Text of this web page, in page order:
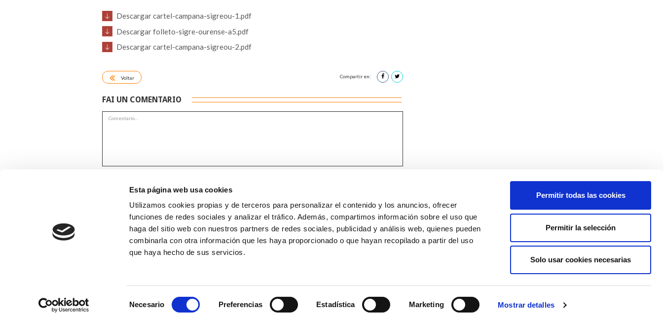
Esta página web usa cookies
Utilizamos cookies propias y de terceros para personalizar el contenido y los anuncios, ofrecer
funciones de redes sociales y analizar el tráfico. Además, compartimos información sobre el uso que
haga del sitio web con nuestros partners de redes sociales, publicidad y análisis web, quienes pueden
combinarla con otra información que les haya proporcionado o que hayan recopilado a partir del uso
que haya hecho de sus servicios.
Necesario Preferencias Estadística Marketing Mostrar detalles
Permitir todas las cookies
Permitir la selección
Solo usar cookies necesarias
Descargar cartel-campana-sigreou-1.pdf
Descargar folleto-sigre-ourense-a5.pdf
Descargar cartel-campana-sigreou-2.pdf
Voltar Compartir en:
FAI UN COMENTARIO
Lin e acepto aPolítica de privacidade*
Noticias
Emprego
Política de cookies
Política Privacidade
Acceso usuario
988 21 09 33
colegiomedico@cmourense.org
Colexio Médicos
Ourense